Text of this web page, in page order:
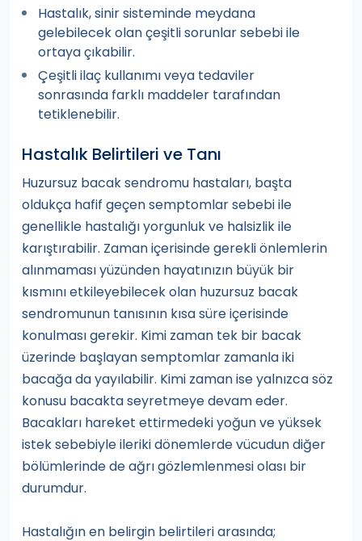
Hastalık, sinir sisteminde meydana
gelebilecek olan çeşitli sorunlar sebebi ile
ortaya çıkabilir.
Çeşitli ilaç kullanımı veya tedaviler
sonrasında farklı maddeler tarafından
tetiklenebilir.
Hastalık Belirtileri ve Tanı
Huzursuz bacak sendromu hastaları, başta
oldukça hafif geçen semptomlar sebebi ile
genellikle hastalığı yorgunluk ve halsizlik ile
karıştırabilir. Zaman içerisinde gerekli önlemlerin
alınmaması yüzünden hayatınızın büyük bir
kısmını etkileyebilecek olan huzursuz bacak
sendromunun tanısının kısa süre içerisinde
konulması gerekir. Kimi zaman tek bir bacak
üzerinde başlayan semptomlar zamanla iki
bacağa da yayılabilir. Kimi zaman ise yalnızca söz
konusu bacakta seyretmeye devam eder.
Bacakları hareket ettirmedeki yoğun ve yüksek
istek sebebiyle ileriki dönemlerde vücudun diğer
bölümlerinde de ağrı gözlemlenmesi olası bir
durumdur.
Hastalığın en belirgin belirtileri arasında;